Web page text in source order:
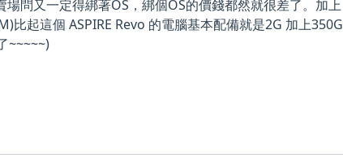
問又一定得綁著OS，綁個OS的價錢都然就很差了。加上
比起這個 ASPIRE Revo 的電腦基本配備就是2G 加上350G
~~~~~)